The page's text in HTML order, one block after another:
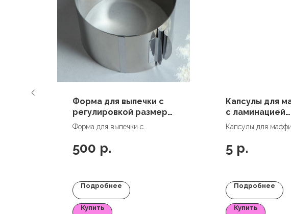
Форма для выпечки с
регулировкой размера
"Круг", 16-30 х 8 см
Форма для выпечки с
16-30 х 8 см
500 р.
Подробнее
Купить
Капсулы для
с ламинацией
"Осенние
мм, 1 шт
Капсулы для
50*40 мм, 1 шт
5 р.
Подробнее
Купить